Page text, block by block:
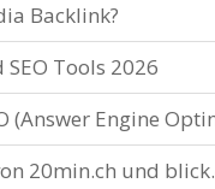
Backlink?
SEO Tools 2026
(Answer Engine
20min.ch und